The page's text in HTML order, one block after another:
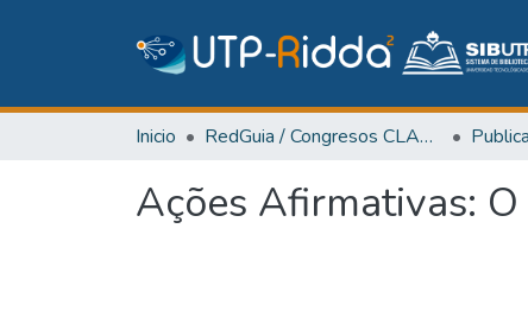
Inicio RedGuia / Congresos CLABES
Ações Afirmativas: